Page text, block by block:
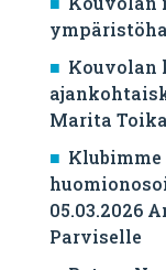
Kouvolan
Marita
05.03.2026
Parviselle